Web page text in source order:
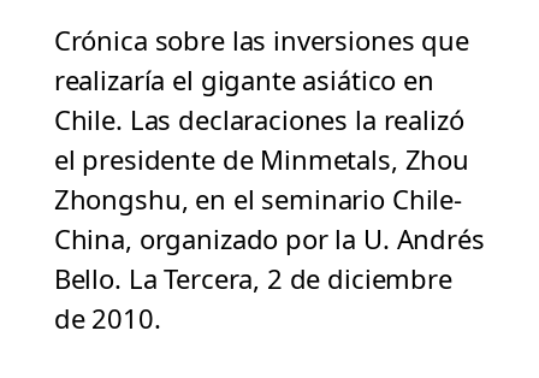
Crónica sobre las inversiones que
realizaría el gigante asiático en
Chile. Las declaraciones la realizó
el presidente de Minmetals, Zhou
Zhongshu, en el seminario Chile-
China, organizado por la U. Andrés
Bello. La Tercera, 2 de diciembre
de 2010.